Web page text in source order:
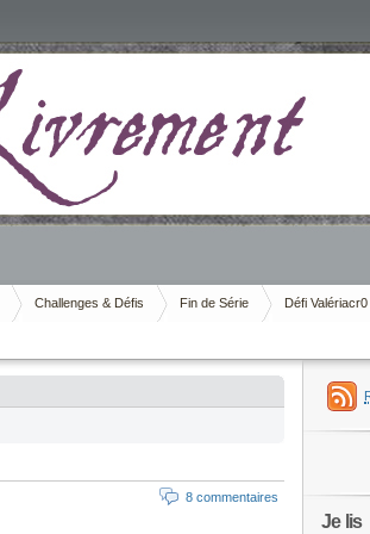
Challenges & Défis Fin de Série Défi Valériacr0
8 commentaires
Je lis